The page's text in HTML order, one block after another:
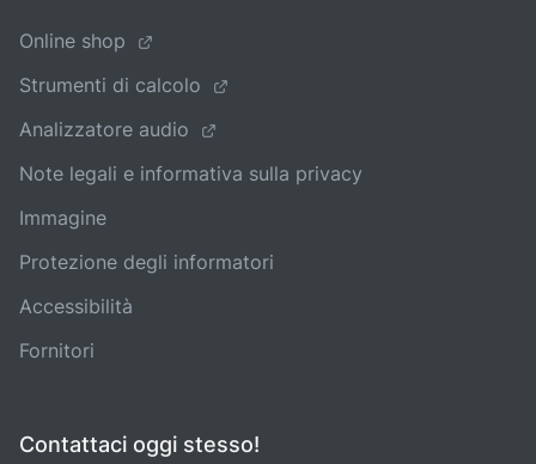
Online shop
Strumenti di calcolo
Analizzatore audio
Note legali e informativa sulla privacy
Immagine
Protezione degli informatori
Accessibilità
Fornitori
Contattaci oggi stesso!